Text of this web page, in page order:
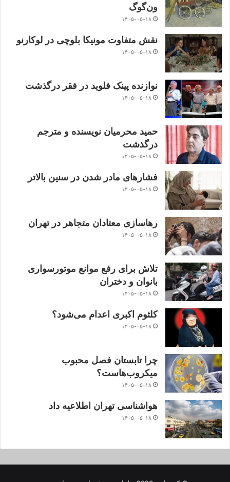
ون‌گوگ
۱۴۰۵-۰۵-۱۸
نقش متفاوت مونیکا بلوچی در لوکارنو
۱۴۰۵-۰۵-۱۸
نوازنده پینک فلوید در فقر درگذشت
۱۴۰۵-۰۵-۱۸
حمید محرمیان نویسنده و مترجم
درگذشت
۱۴۰۵-۰۵-۱۸
فشارهای مادر شدن در سنین بالاتر
۱۴۰۵-۰۵-۱۸
رهاسازی معتادان متجاهر در تهران
۱۴۰۵-۰۵-۱۸
تلاش برای رفع موانع موتورسواری
بانوان و دختران
۱۴۰۵-۰۵-۱۸
کلثوم اکبری اعدام می‌شود؟
۱۴۰۵-۰۵-۱۸
چرا تابستان فصل محبوب
میکروب‌هاست؟
۱۴۰۵-۰۵-۱۸
هواشناسی تهران اطلاعیه داد
۱۴۰۵-۰۵-۱۸